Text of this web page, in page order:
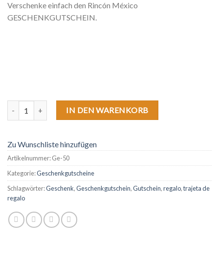
Verschenke einfach den Rincón México
GESCHENKGUTSCHEIN.
Geschenkgutschein 50 Euro Menge
IN DEN WARENKORB
Zu Wunschliste hinzufügen
Artikelnummer:Ge-50
Kategorie:Geschenkgutscheine
Schlagwörter:Geschenk,Geschenkgutschein,Gutschein,regalo,trajeta de
regalo